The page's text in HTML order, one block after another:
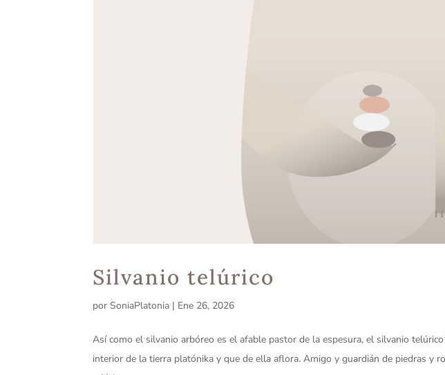
Silvanio telúrico
por SoniaPlatonia | Ene 26, 2026
Así como el silvanio arbóreo es el afable pastor de la espesura, el silvanio
interior de la tierra platónika y que de ella aflora. Amigo y guardián de piedras y